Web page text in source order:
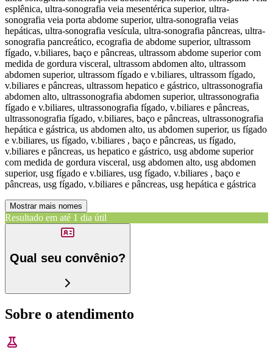
esplênica, ultra-sonografia veia mesentérica superior, ultra-
sonografia veia porta abdome superior, ultra-sonografia veias
hepáticas, ultra-sonografia vesícula, ultra-sonografia pâncreas, ultra-
sonografia pancreático, ecografia de abdome superior, ultrassom
fígado, v.biliares, baço e pâncreas, ultrassom abdome superior com
medida de gordura visceral, ultrassom abdomen alto, ultrassom
abdomen superior, ultrassom fígado e v.biliares, ultrassom fígado,
v.biliares e pâncreas, ultrassom hepatico e gástrico, ultrassonografia
abdomen alto, ultrassonografia abdomen superior, ultrassonografia
fígado e v.biliares, ultrassonografia fígado, v.biliares e pâncreas,
ultrassonografia fígado, v.biliares, baço e pâncreas, ultrassonografia
hepática e gástrica, us abdomen alto, us abdomen superior, us fígado
e v.biliares, us fígado, v.biliares , baço e pâncreas, us fígado,
v.biliares e pâncreas, us hepatico e gástrico, usg abdome superior
com medida de gordura visceral, usg abdomen alto, usg abdomen
superior, usg fígado e v.biliares, usg fígado, v.biliares , baço e
pâncreas, usg fígado, v.biliares e pâncreas, usg hepática e gástrica
Mostrar mais nomes
Resultado em até 1 dia útil
Qual seu convênio?
Sobre o atendimento